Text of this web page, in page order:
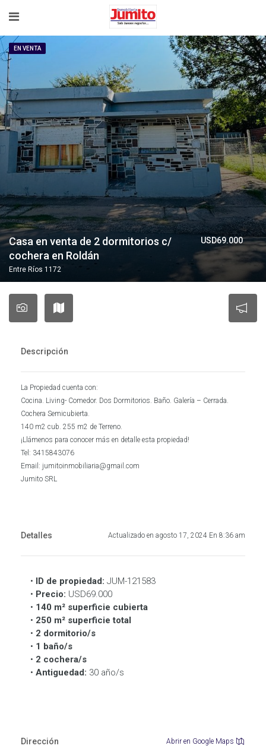
EN VENTA
Casa en venta de 2 dormitorios c/
cochera en Roldán
Entre Ríos 1172
USD69.000
Descripción
La Propiedad cuenta con:
Cocina. Living- Comedor. Dos Dormitorios. Baño. Galería – Cerrada.
Cochera Semicubierta.
140 m2 cub. 255 m2 de Terreno.
¡Llámenos para conocer más en detalle esta propiedad!
Tel: 3415843076
Email: jumitoinmobiliaria@gmail.com
Jumito SRL
Detalles Actualizado en agosto 17, 2024 En 8:36 am
• ID de propiedad: JUM-121583
• Precio: USD69.000
• 140 m² superficie cubierta
• 250 m² superficie total
• 2 dormitorio/s
• 1 baño/s
• 2 cochera/s
• Antiguedad: 30 año/s
Dirección Abrir en Google Maps